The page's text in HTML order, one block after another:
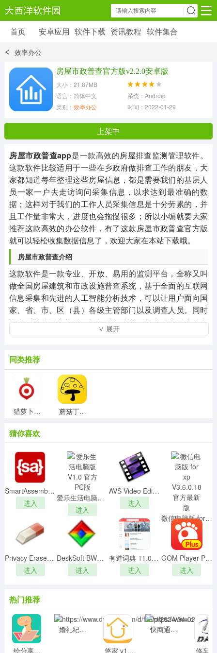
安卓应用 软件下载 资讯教程
6179 款应用
39 款应用
首页 安卓应用 软件下载 资讯教程 软件集合
效率办公
房屋市政普查官方版v2.2.0安卓版
大小：21.87MB
语言：简体中文
系统：Android
类别： 效率办公 时间：2022-01-29 13:23:32
上架中
房屋市政普查app是一款高效的房屋排查监测管理软件。
这款软件比较适用于一些在乡政府做排查工作的朋友，大
家都知道每年整理这些房屋信息，都是需要我们的基层人
员一家一户去走访询问采集信息，以求达到最准确的数
据；这样对于我们的工作人员采集信息是十分劳累的，并
且工作量非常大，进度也会拖慢很多；所以小编就要大家
推荐这款高效的办公软件，有了这款房屋市政普查官方版
就可以轻松收集数据信息了，欢迎大家在本站下载哦。
房屋市政普查介绍
这款软件是一款专业、开放、易用的监测平台，全称又叫
做全国房屋建筑和市政设施普查系统，基于全面的互联网
信息采集和先进的人工智能分析技术，可以让用户面向国
家、省、市、区（县）各级主管部门以及调查人员。同时
软件系统为用户提供了数据采集功能，能实现房屋建筑空
间信息及相关属性信息的采集，而提取的信息将由软件系
行逐级汇交和审核，其目的是为了对违规占用土地建房，
建房手续不合格的用户来整改和追溯。除此之外，软件还
能让各级主管部门通过系统，来实时掌握各地数据普查工
作进展情况，从而实现对各地调查要素的统一、集中管
理。软件上的房屋数据信息都非常准确，拥有地图查询排
解决排查过程中出现的问答，达到最佳的排查效果，大家
都可以在这里将问题信息调查的一清二楚。另外，使用这
款软件还能够掌握第一资讯、浏览到最新的信息服务，总
之是一款高效的平台，有需要的用户在本站下载使用！
∨ 展开
同类推荐
猎萝卜官方版 蘑菇丁官方版v3.4.2安卓版
猜你喜欢
SmartAssembly 8中文破解版
进入
爱乐生活电脑版 V1.0 官方PC版
进入
AVS Video Editorv9.0.1.328破解版
进入
微信电脑版 for xp V3.6.0.18 官方最新版
进入
Privacy Eraser Free(隐私橡皮擦)v4.59.0中文免费版
进入
DeskSoft BWMeterv7.7.1破解版
进入
有道词典 11.0.0.0
进入
GOM Player Plusv2.3.54.5318汉化版
进入
热门推荐
绘分享破解版v4.20.1安卓版
婚礼纪商家版 v5.2.22 安卓版
悠家 v1.0.1 安卓版
快商通手机版v7.27安卓版